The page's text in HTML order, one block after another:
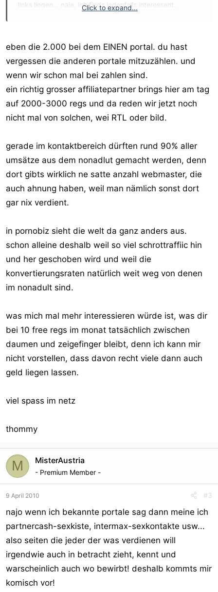
links liegen... naja, ich finds jedenfalls interessant..
Click to expand...
eben die 2.000 bei dem EINEN portal. du hast
vergessen die anderen portale mitzuzählen. und
wenn wir schon mal bei zahlen sind.
ein richtig grosser affiliatepartner brings hier am tag
auf 2000-3000 regs und da reden wir jetzt noch
nicht mal von solchen, wei RTL oder bild.
gerade im kontaktbereich dürften rund 90% aller
umsätze aus dem nonadlut gemacht werden, denn
dort gibts wirklich ne satte anzahl webmaster, die
auch ahnung haben, weil man nämlich sonst dort
gar nix verdient.
in pornobiz sieht die welt da ganz anders aus.
schon alleine deshalb weil so viel schrottraffiic hin
und her geschoben wird und weil die
konvertierungsraten natürlich weit weg von denen
im nonadult sind.
was mich mal mehr interessieren würde ist, was dir
bei 10 free regs im monat tatsächlich zwischen
daumen und zeigefinger bleibt, denn ich kann mir
nicht vorstellen, dass davon recht viele dann auch
geld liegen lassen.
viel spass im netz
thommy
M MisterAustria
- Premium Member -
9 April 2010 #3
najo wenn ich bekannte portale sag dann meine ich
partnercash-sexkiste, intermax-sexkontakte usw...
also seiten die jeder der was verdienen will
irgendwie auch in betracht zieht, kennt und
warscheinlich auch wo bewirbt! deshalb kommts mir
komisch vor!